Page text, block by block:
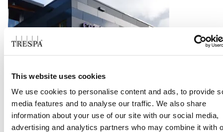
This website uses cookies
We use cookies to personalise content and ads, to provide
media features and to analyse our traffic. We also share
information about your use of our site with our social media,
advertising and analytics partners who may combine it with
Office Centrada
阅读更多